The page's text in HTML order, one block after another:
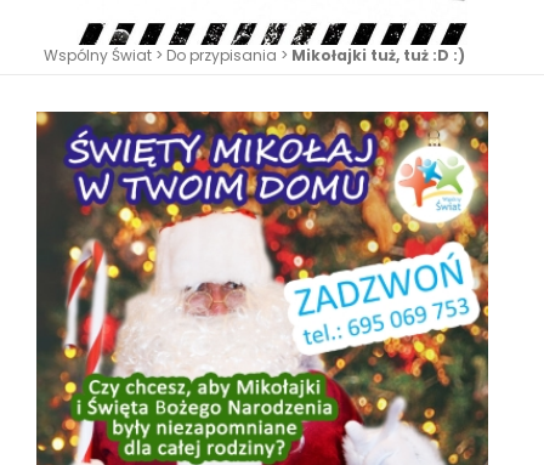
Wspólny Świat > Do przypisania > Mikołajki tuż, tuż :D :)